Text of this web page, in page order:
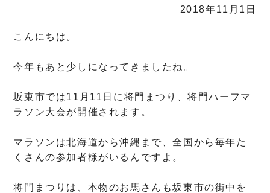
2018年11月1日
こんにちは。
今年もあと少しになってきましたね。
坂東市では11月11日に将門まつり、将門ハーフマ
ラソン大会が開催されます。
マラソンは北海道から沖縄まで、全国から毎年た
くさんの参加者様がいるんですよ。
将門まつりは、本物のお馬さんも坂東市の街中を